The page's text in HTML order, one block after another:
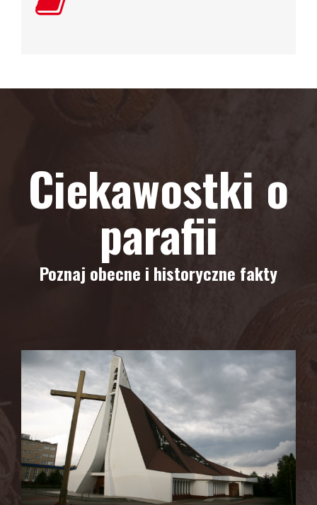
Ciekawostki o
parafii
Poznaj obecne i historyczne fakty